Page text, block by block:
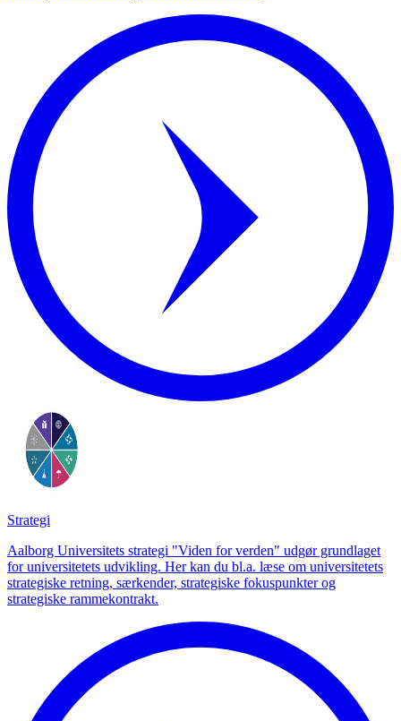
Strategi
Aalborg Universitets strategi "Viden for verden" udgør grundlaget
for universitetets udvikling. Her kan du bl.a. læse om universitetets
strategiske retning, særkender, strategiske fokuspunkter og
strategiske rammekontrakt.